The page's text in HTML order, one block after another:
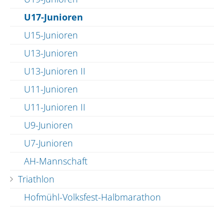
U17-Junioren
U15-Junioren
U13-Junioren
U13-Junioren II
U11-Junioren
U11-Junioren II
U9-Junioren
U7-Junioren
AH-Mannschaft
Triathlon
Hofmühl-Volksfest-Halbmarathon